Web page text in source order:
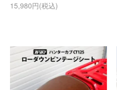
15,980円(税込)